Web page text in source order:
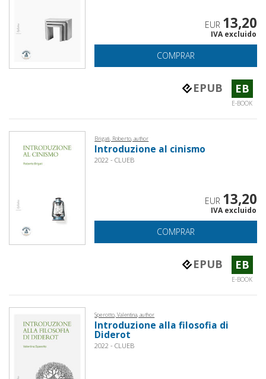
EUR 13,20
IVA excluido
COMPRAR
EPUB EB
E-BOOK
Brigati, Roberto, author
Introduzione al cinismo
2022 - CLUEB
EUR 13,20
IVA excluido
COMPRAR
EPUB EB
E-BOOK
Sperotto, Valentina, author
Introduzione alla filosofia di
Diderot
2022 - CLUEB